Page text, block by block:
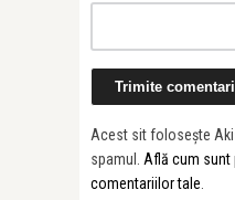
Acest sit folosește
spamul. Află cum sunt
comentariilor tale.